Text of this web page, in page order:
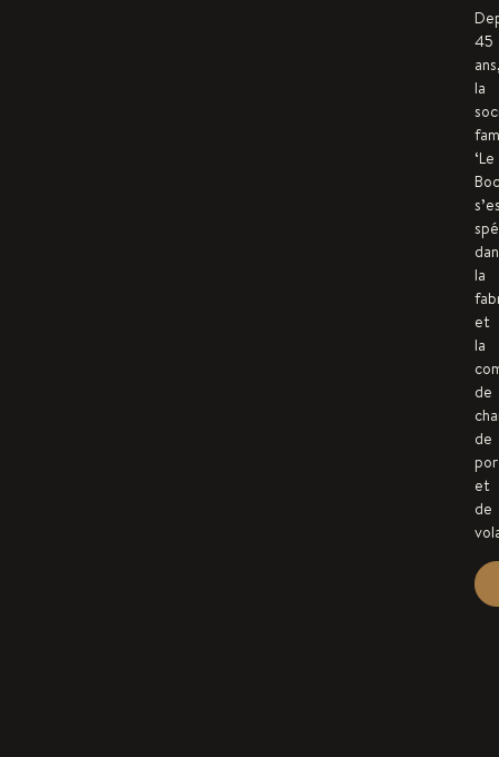
45
la
‘Le
la
et
la
de
de
et
de